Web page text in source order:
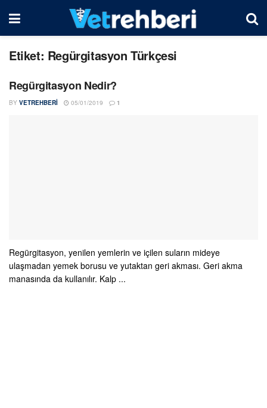
Etiket: Regürgitasyon Türkçesi
Regürgitasyon Nedir?
BY VETREHBERI 05/01/2019 1
Regürgitasyon, yenilen yemlerin ve içilen suların mideye
ulaşmadan yemek borusu ve yutaktan geri akması. Geri akma
manasında da kullanılır. Kalp ...